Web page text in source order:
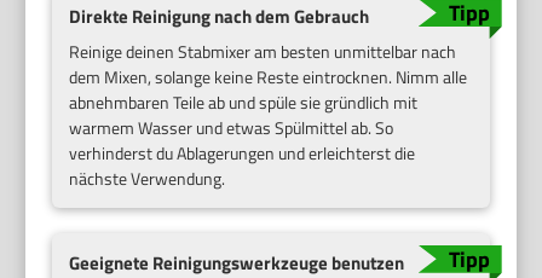
Direkte Reinigung nach dem Gebrauch
Reinige deinen Stabmixer am besten unmittelbar nach
dem Mixen, solange keine Reste eintrocknen. Nimm alle
abnehmbaren Teile ab und spüle sie gründlich mit
warmem Wasser und etwas Spülmittel ab. So
verhinderst du Ablagerungen und erleichterst die
nächste Verwendung.
Geeignete Reinigungswerkzeuge benutzen